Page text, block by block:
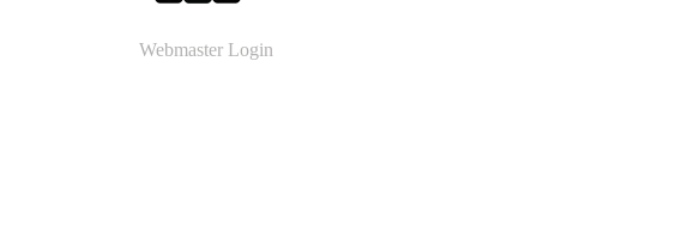
Webmaster Login